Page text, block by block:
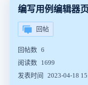
编写用例编辑器
回帖
回帖数 6
阅读数 1699
发表时间
2023-04-18